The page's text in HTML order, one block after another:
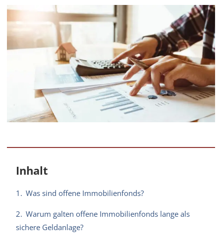
Inhalt
1. Was sind offene Immobilienfonds?
2. Warum galten offene Immobilienfonds lange als
sichere Geldanlage?